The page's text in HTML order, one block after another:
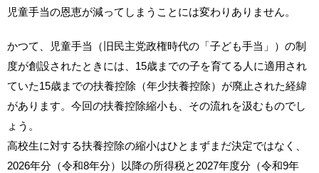
児童手当の恩恵が減ってしまうことには変わりありません。
かつて、児童手当（旧民主党政権時代の「子ども手当」）の制
度が創設されたときには、15歳までの子を育てる人に適用され
ていた15歳までの扶養控除（年少扶養控除）が廃止された経緯
があります。今回の扶養控除縮小も、その流れを汲むものでし
ょう。
高校生に対する扶養控除の縮小はひとまずまだ決定ではなく、
2026年分（令和8年分）以降の所得税と2027年度分（令和9年